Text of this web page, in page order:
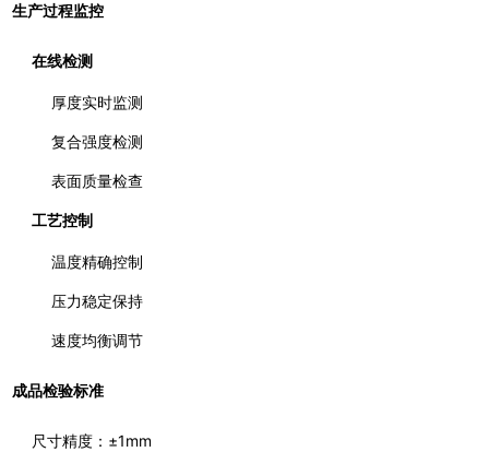
生产过程监控
在线检测
厚度实时监测
复合强度检测
表面质量检查
工艺控制
温度精确控制
压力稳定保持
速度均衡调节
成品检验标准
尺寸精度：±1mm